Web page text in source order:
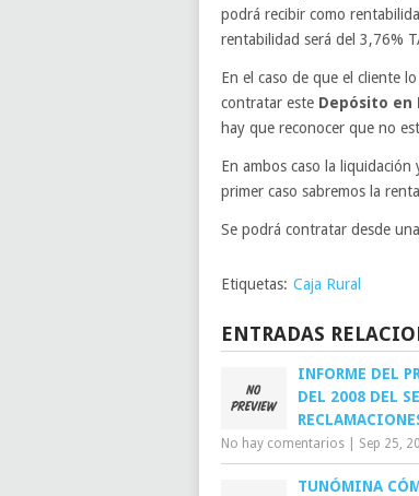
podrá recibir como
rentabilidad será del 3,76%
En el caso de que el cliente
contratar este Depósito en
hay que reconocer que no
En ambos caso la
primer caso sabremos la
Se podrá contratar desde
Etiquetas: Caja Rural
ENTRADAS
INFORME DEL
DEL 2008 DEL
No hay comentarios Sep 25,
TUNÓMINA